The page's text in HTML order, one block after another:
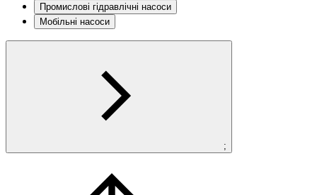
Промислові гідравлічні насоси
Мобільні насоси
;